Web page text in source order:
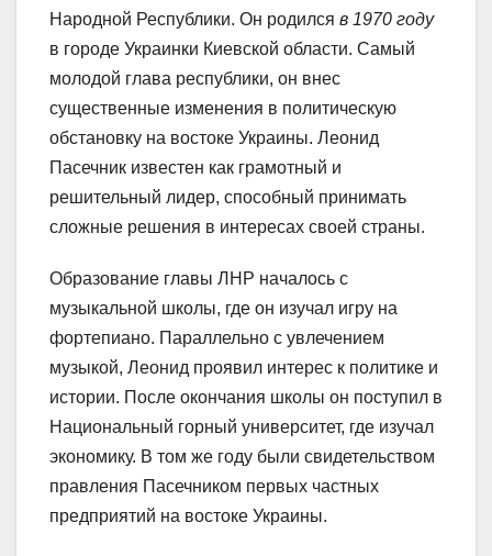
Народной Республики. Он родился в 1970 году
в городе Украинки Киевской области. Самый
молодой глава республики, он внес
существенные изменения в политическую
обстановку на востоке Украины. Леонид
Пасечник известен как грамотный и
решительный лидер, способный принимать
сложные решения в интересах своей страны.
Образование главы ЛНР началось с
музыкальной школы, где он изучал игру на
фортепиано. Параллельно с увлечением
музыкой, Леонид проявил интерес к политике и
истории. После окончания школы он поступил в
Национальный горный университет, где изучал
экономику. В том же году были свидетельством
правления Пасечником первых частных
предприятий на востоке Украины.